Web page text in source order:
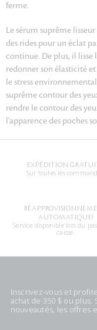
ferme.
Le sérum suprême
des rides pour un éclat
continue. De plus, il
redonner son élasticité et
le stress
suprême contour des
rendre le contour des
l'apparence des poches
EXPÉDITION
Sur toutes les
AUTOMATIQUE!
Service disponible lors du
caisse.
Inscrivez-vous et
achat de 350 $ ou
nouveautés, les offres